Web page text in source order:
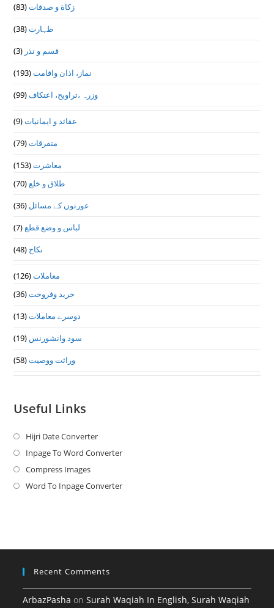
زکاة و صدقات(83)
طہارت(38)
قسم و نذر (3)
نماز، اذان واقامت(193)
وزرہ ،تراويح، اعتكاف(99)
عقائد و ایمانیات(9)
متفرقات(79)
معاشرت(153)
طلاق و خلع(70)
عورتوں کے مسائل (36)
لباس و وضع قطع(7)
نکاح (48)
معاملات(126)
خرید وفروخت(36)
دوسرے معاملات(13)
سود وانشورنس (19)
وراثت ووصيت(58)
Useful Links
Hijri Date ConverterOpens
in
new
Inpage To Word ConverterOpens
a
Compress ImagesOpens
in
Word To Inpage ConverterOpens
tab
Recent Comments
ArbazPasha onSurah Waqiah In English, Surah Waqiah